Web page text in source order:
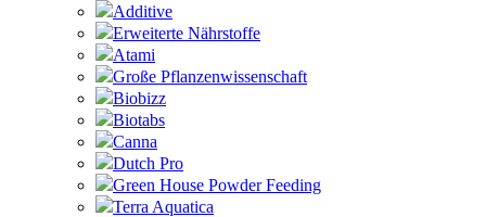
Additive
Erweiterte Nährstoffe
Atami
Große Pflanzenwissenschaft
Biobizz
Biotabs
Canna
Dutch Pro
Green House Powder Feeding
Terra Aquatica